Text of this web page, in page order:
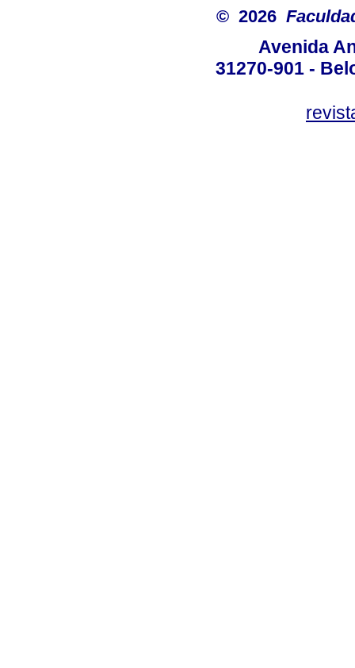
© 2026
Avenida
31270-901 -